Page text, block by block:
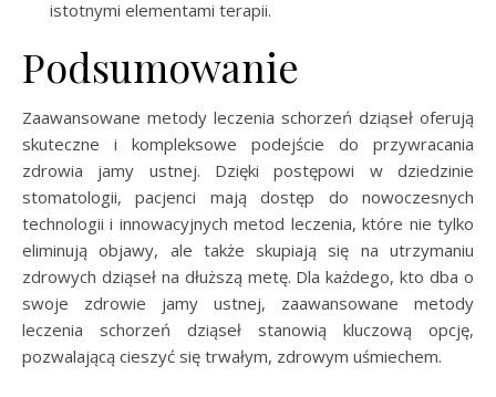
istotnymi elementami terapii.
Podsumowanie
Zaawansowane metody leczenia schorzeń dziąseł oferują
skuteczne i kompleksowe podejście do przywracania
zdrowia jamy ustnej. Dzięki postępowi w dziedzinie
stomatologii, pacjenci mają dostęp do nowoczesnych
technologii i innowacyjnych metod leczenia, które nie tylko
eliminują objawy, ale także skupiają się na utrzymaniu
zdrowych dziąseł na dłuższą metę. Dla każdego, kto dba o
swoje zdrowie jamy ustnej, zaawansowane metody
leczenia schorzeń dziąseł stanowią kluczową opcję,
pozwalającą cieszyć się trwałym, zdrowym uśmiechem.